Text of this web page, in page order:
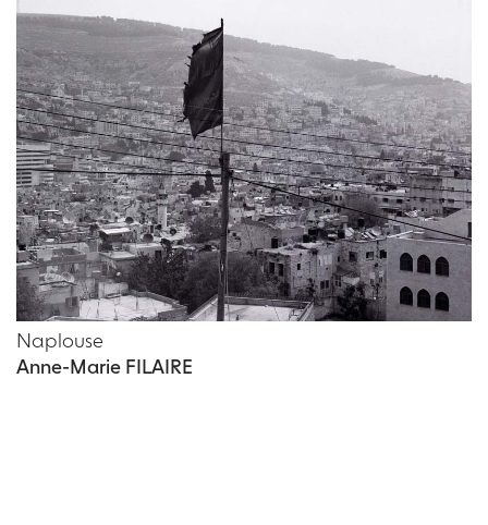
Naplouse
Anne-Marie FILAIRE